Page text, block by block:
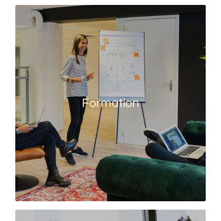
Formation
Formation
Parce que le développement des compétences
est un facteur clé de performance, notre
organisme de formation conçoit et anime des
parcours personnalisés pour vous et vos
équipes.
EN SAVOIR PLUS